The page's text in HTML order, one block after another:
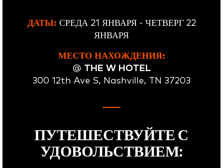
ДАТЫ: СРЕДА 21 ЯНВАРЯ - ЧЕТВЕРГ 22
ЯНВАРЯ
МЕСТО НАХОЖДЕНИЯ:
@ THE W HOTEL
300 12th Ave S, Nashville, TN 37203
ПУТЕШЕСТВУЙТЕ С
УДОВОЛЬСТВИЕМ: